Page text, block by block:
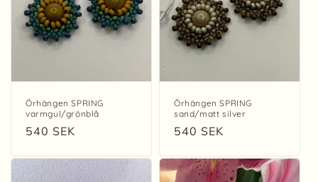
Örhängen SPRING
varmgul/grönblå
Ordinarie
540 SEK
Örhängen SPRING
sand/matt silver
Ordinarie
540 SEK